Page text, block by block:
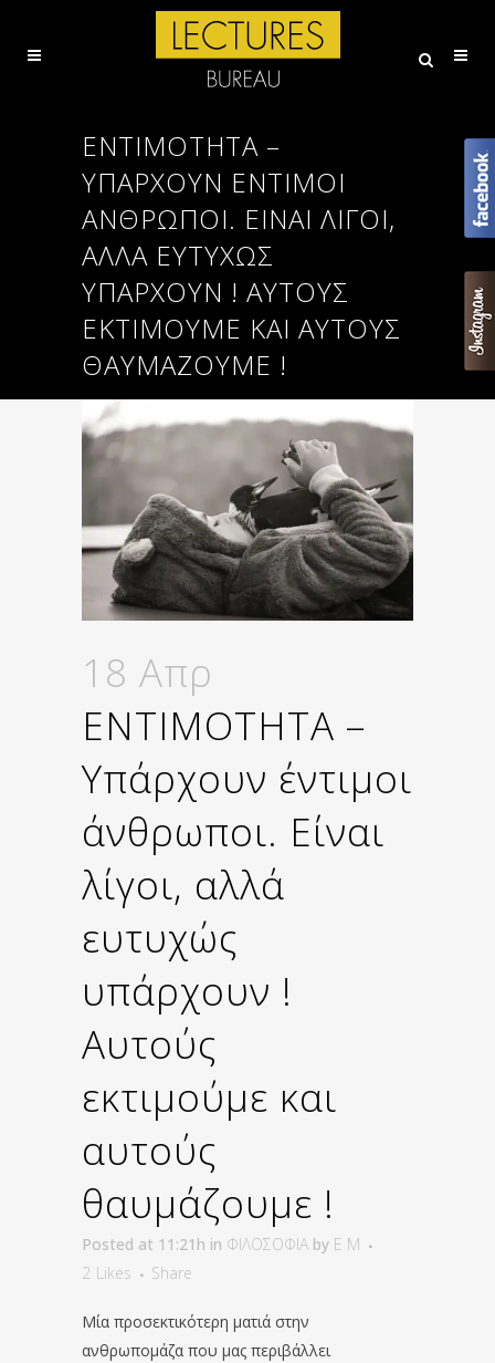
ΕΝΤΙΜΟΤΗΤΑ –
ΥΠΆΡΧΟΥΝ ΈΝΤΙΜΟΙ
ΆΝΘΡΩΠΟΙ. ΕΊΝΑΙ ΛΊΓΟΙ,
ΑΛΛΆ ΕΥΤΥΧΏΣ
ΥΠΆΡΧΟΥΝ ! ΑΥΤΟΎΣ
ΕΚΤΙΜΟΎΜΕ ΚΑΙ ΑΥΤΟΎΣ
ΘΑΥΜΆΖΟΥΜΕ !
18 Απρ
ΕΝΤΙΜΟΤΗΤΑ –
Υπάρχουν έντιμοι
άνθρωποι. Είναι
λίγοι, αλλά
ευτυχώς
υπάρχουν !
Αυτούς
εκτιμούμε και
αυτούς
θαυμάζουμε !
Posted at 11:21h in ΦΙΛΟΣΟΦΙΑ by E M
2 Likes Share
Μία προσεκτικότερη ματιά στην
ανθρωπομάζα που μας περιβάλλει